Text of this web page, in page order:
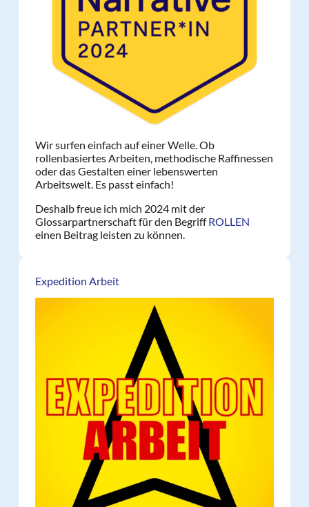
Wir surfen einfach auf einer Welle. Ob
rollenbasiertes Arbeiten, methodische Raffinessen
oder das Gestalten einer lebenswerten
Arbeitswelt. Es passt einfach!
Deshalb freue ich mich 2024 mit der
Glossarpartnerschaft für den BegriffROLLEN
einen Beitrag leisten zu können.
Expedition Arbeit